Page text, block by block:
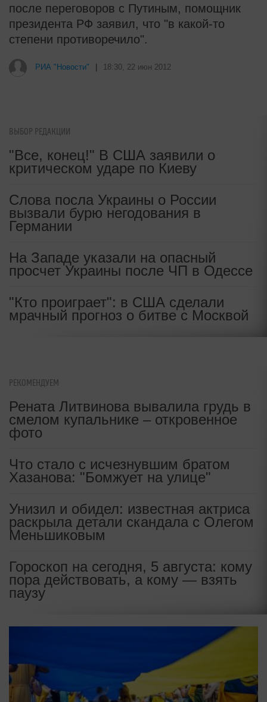
после переговоров с Путиным, помощник
президента РФ заявил, что "в какой-то
степени противоречило".
РИА "Новости" 18:30, 22 июн 2012
ВЫБОР РЕДАКЦИИ
"Все, конец!" В США заявили о
критическом ударе по Киеву
Слова посла Украины о России
вызвали бурю негодования в
Германии
На Западе указали на опасный
просчет Украины после ЧП в Одессе
"Кто проиграет": в США сделали
мрачный прогноз о битве с Москвой
РЕКОМЕНДУЕМ
Рената Литвинова вывалила грудь в
смелом купальнике – откровенное
фото
Что стало с исчезнувшим братом
Хазанова: "Бомжует на улице"
Унизил и обидел: известная актриса
раскрыла детали скандала с Олегом
Меньшиковым
Гороскоп на сегодня, 5 августа: кому
пора действовать, а кому — взять
паузу